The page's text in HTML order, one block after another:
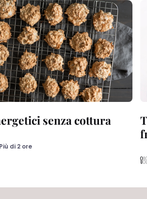
senza cottura
Più di 2 ore